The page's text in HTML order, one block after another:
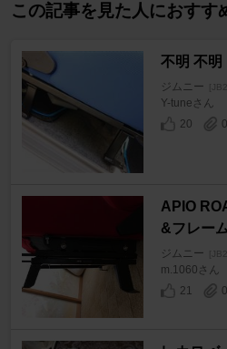
この記事を見た人におすす
不明 不明
ジムニー
Y-tuneさん
20
0
APIO
&フレー
ジムニー
m.1060さん
21
0